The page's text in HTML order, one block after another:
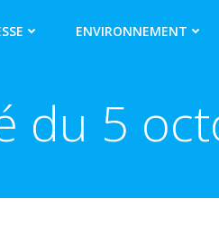
ENVIRONNEMENT
du 5